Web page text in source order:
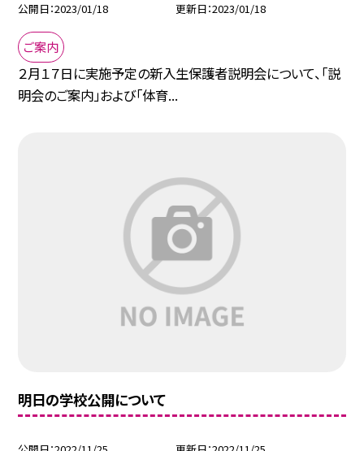
公開日 2023/01/18 更新日 2023/01/18
ご案内
２月１７日に実施予定の新入生保護者説明会について、「説
明会のご案内」および「体育...
明日の学校公開について